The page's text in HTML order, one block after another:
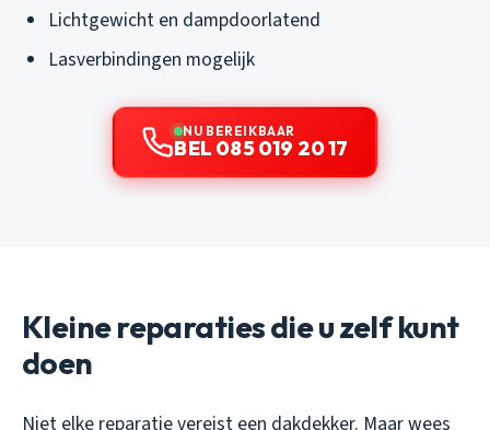
Lichtgewicht en dampdoorlatend
Lasverbindingen mogelijk
NU BEREIKBAAR
BEL 085 019 20 17
Kleine reparaties die u zelf kunt
doen
Niet elke reparatie vereist een dakdekker. Maar wees